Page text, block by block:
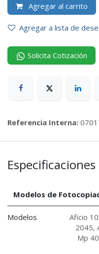
Agregar al carrito
Agregar a lista de
Solicita Cotización
Referencia Interna:
Especificaciones
Modelos de
Modelos Aficio
2045,
Mp